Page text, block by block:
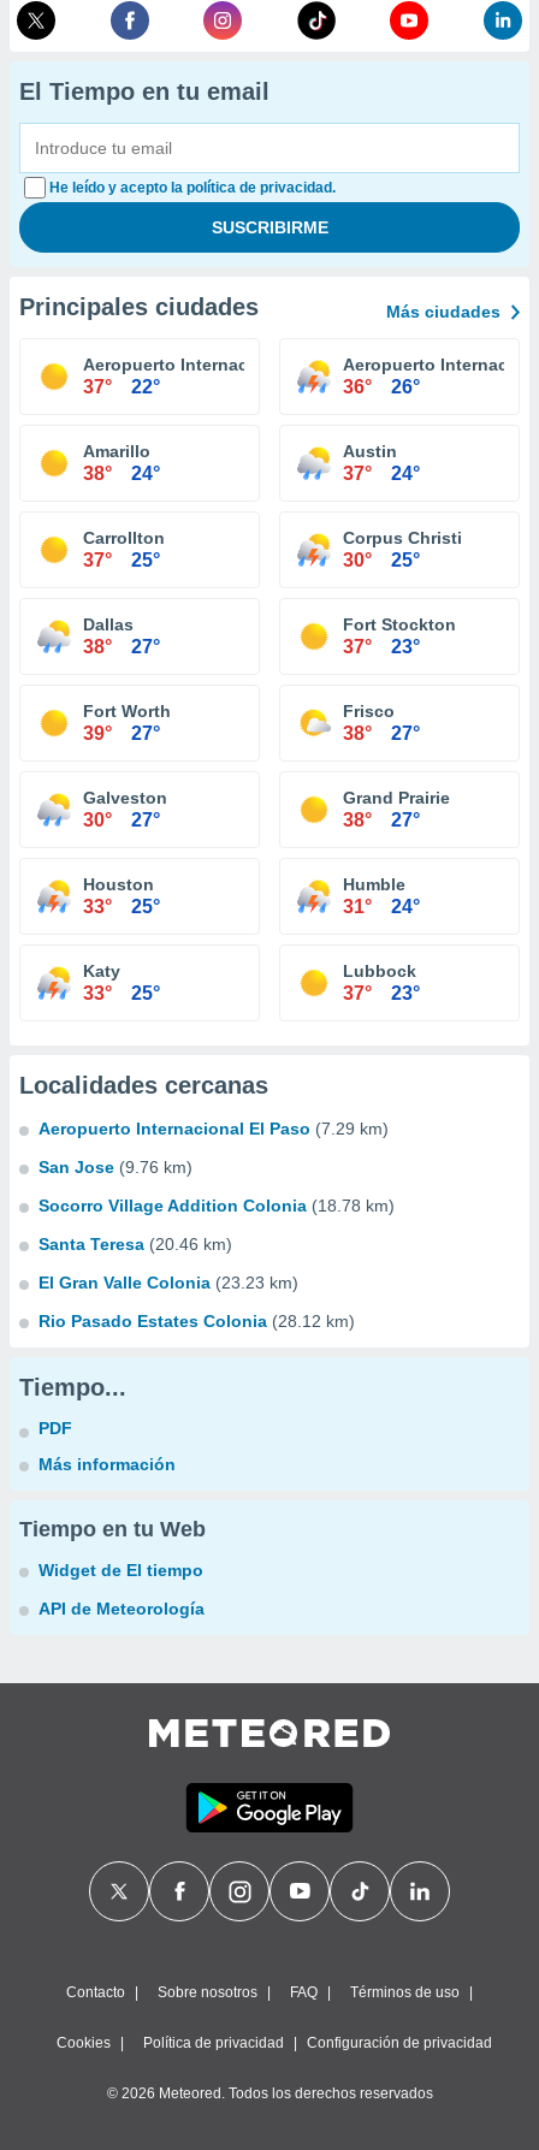
El Tiempo en tu email
He leído y acepto la política de privacidad.
Principales ciudades Más ciudades
Aeropuerto Internacional El Paso
37° 22°
Aeropuerto
36° 26°
Amarillo
38° 24°
Austin
37° 24°
Carrollton
37° 25°
Corpus Christi
30° 25°
Dallas
38° 27°
Fort Stockton
37° 23°
Fort Worth
39° 27°
Frisco
38° 27°
Galveston
30° 27°
Grand Prairie
38° 27°
Houston
33° 25°
Humble
31° 24°
Katy
33° 25°
Lubbock
37° 23°
Localidades cercanas
Aeropuerto Internacional El Paso (7.29 km)
San Jose (9.76 km)
Socorro Village Addition Colonia (18.78 km)
Santa Teresa (20.46 km)
El Gran Valle Colonia (23.23 km)
Rio Pasado Estates Colonia (28.12 km)
Tiempo...
PDF
Más información
Tiempo en tu Web
Widget de El tiempo
API de Meteorología
Contacto Sobre nosotros FAQ Términos de uso
Cookies Política de privacidad Configuración de privacidad
© 2026 Meteored. Todos los derechos reservados